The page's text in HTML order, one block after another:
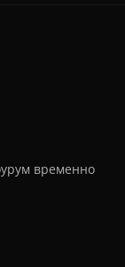
временно